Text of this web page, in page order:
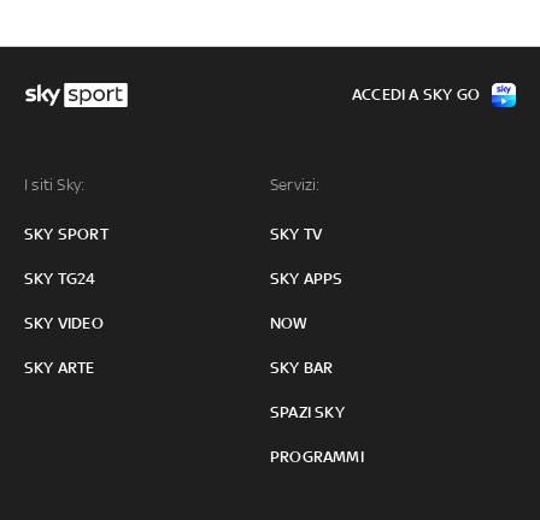
I siti Sky:
SKY SPORT
SKY TG24
SKY VIDEO
SKY ARTE
Servizi:
SKY TV
SKY APPS
NOW
SKY BAR
SPAZI SKY
PROGRAMMI
ACCEDI A SKY GO